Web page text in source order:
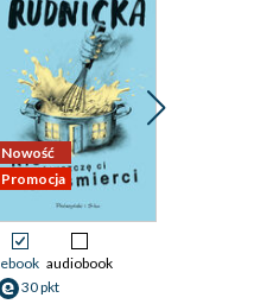
Nowość
Promocja
ebook audiobook
30 pkt